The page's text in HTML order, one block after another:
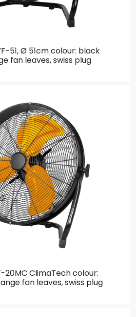
51, Ø 51cmcolour: black
fan leaves, swiss plug
20MC ClimaTechcolour:
fan leaves, swiss plug